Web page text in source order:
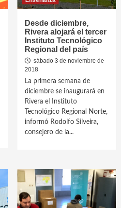
Desde diciembre,
Rivera alojará el tercer
Instituto Tecnológico
Regional del país
sábado 3 de noviembre de
2018
La primera semana de
diciembre se inaugurará en
Rivera el Instituto
Tecnológico Regional Norte,
informó Rodolfo Silveira,
consejero de la...